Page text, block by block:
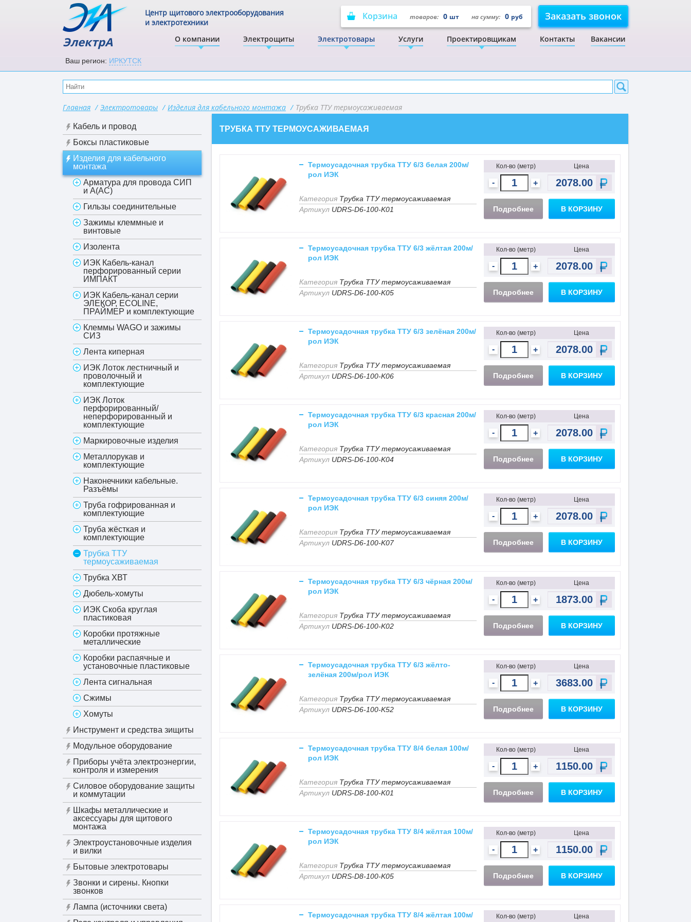
ЭлектрА
Корзина товаров: 0 шт на сумму: 0 руб Заказать звонок
О компании Электрощиты Электротовары Услуги Проектировщикам Контакты Вакансии
Центр щитового электрооборудования
и электротехники
Ваш регион: ИРКУТСК
Главная / Электротовары / Изделия для кабельного монтажа / Трубка ТТУ термоусаживаемая
Кабель и провод
Боксы пластиковые
Изделия для кабельного
монтажа
Арматура для провода СИП
и А(АС)
Гильзы соединительные
Зажимы клеммные и
винтовые
Изолента
ИЭК Кабель-канал
перфорированный серии
ИМПАКТ
ИЭК Кабель-канал серии
ЭЛЕКОР, ECOLINE,
ПРАЙМЕР и комплектующие
Клеммы WAGO и зажимы
СИЗ
Лента киперная
ИЭК Лоток лестничный и
проволочный и
комплектующие
ИЭК Лоток
перфорированный/
неперфорированный и
комплектующие
Маркировочные изделия
Металлорукав и
комплектующие
Наконечники кабельные.
Разъёмы
Труба гофрированная и
комплектующие
Труба жёсткая и
комплектующие
Трубка ТТУ
термоусаживаемая
Трубка ХВТ
Дюбель-хомуты
ИЭК Скоба круглая
пластиковая
Коробки протяжные
металлические
Коробки распаячные и
установочные пластиковые
Лента сигнальная
Сжимы
Хомуты
Инструмент и средства зищиты
Модульное оборудование
Приборы учёта электроэнергии,
контроля и измерения
Силовое оборудование защиты
и коммутации
Шкафы металлические и
аксессуары для щитового
монтажа
Электроустановочные изделия
и вилки
Бытовые электротовары
Звонки и сирены. Кнопки
звонков
Лампа (источники света)
ТРУБКА ТТУ ТЕРМОУСАЖИВАЕМАЯ
Термоусадочная трубка ТТУ 6/3 белая 200м/
рол ИЭК
Категория Трубка ТТУ термоусаживаемая
Артикул UDRS-D6-100-K01
Кол-во (метр) Цена
- +
Подробнее В КОРЗИНУ
Термоусадочная трубка ТТУ 6/3 жёлтая 200м/
рол ИЭК
Категория Трубка ТТУ термоусаживаемая
Артикул UDRS-D6-100-K05
Кол-во (метр) Цена
- +
Подробнее В КОРЗИНУ
Термоусадочная трубка ТТУ 6/3 зелёная 200м/
рол ИЭК
Категория Трубка ТТУ термоусаживаемая
Артикул UDRS-D6-100-K06
Кол-во (метр) Цена
- +
Подробнее В КОРЗИНУ
Термоусадочная трубка ТТУ 6/3 красная 200м/
рол ИЭК
Категория Трубка ТТУ термоусаживаемая
Артикул UDRS-D6-100-K04
Кол-во (метр) Цена
- +
Подробнее В КОРЗИНУ
Термоусадочная трубка ТТУ 6/3 синяя 200м/
рол ИЭК
Категория Трубка ТТУ термоусаживаемая
Артикул UDRS-D6-100-K07
Кол-во (метр) Цена
- +
Подробнее В КОРЗИНУ
Термоусадочная трубка ТТУ 6/3 чёрная 200м/
рол ИЭК
Категория Трубка ТТУ термоусаживаемая
Артикул UDRS-D6-100-K02
Кол-во (метр) Цена
- +
Подробнее В КОРЗИНУ
Термоусадочная трубка ТТУ 6/3 жёлто-
зелёная 200м/рол ИЭК
Категория Трубка ТТУ термоусаживаемая
Артикул UDRS-D6-100-K52
Кол-во (метр) Цена
- +
Подробнее В КОРЗИНУ
Термоусадочная трубка ТТУ 8/4 белая 100м/
рол ИЭК
Категория Трубка ТТУ термоусаживаемая
Артикул UDRS-D8-100-K01
Кол-во (метр) Цена
- +
Подробнее В КОРЗИНУ
Термоусадочная трубка ТТУ 8/4 жёлтая 100м/
рол ИЭК
Категория Трубка ТТУ термоусаживаемая
Артикул UDRS-D8-100-K05
Кол-во (метр) Цена
- +
Подробнее В КОРЗИНУ
Термоусадочная трубка ТТУ 8/4 жёлтая 100м/
Кол-во (метр) Цена